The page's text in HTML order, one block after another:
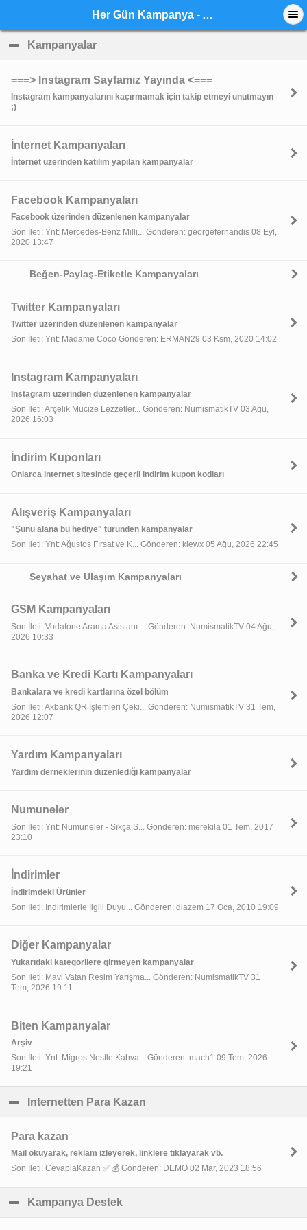
Her Gün Kampanya - Anasayfa
Kampanyalar
===> Instagram Sayfamız Yayında <===
Instagram kampanyalarını kaçırmamak için takip etmeyi unutmayın
;)
İnternet Kampanyaları
İnternet üzerinden katılım yapılan kampanyalar
Facebook Kampanyaları
Facebook üzerinden düzenlenen kampanyalar
Son İleti: Ynt: Mercedes-Benz Milli... Gönderen: georgefernandis 08 Eyl,
2020 13:47
Beğen-Paylaş-Etiketle Kampanyaları
Twitter Kampanyaları
Twitter üzerinden düzenlenen kampanyalar
Son İleti: Ynt: Madame Coco Gönderen: ERMAN29 03 Ksm, 2020 14:02
Instagram Kampanyaları
Instagram üzerinden düzenlenen kampanyalar
Son İleti: Arçelik Mucize Lezzetler... Gönderen: NumismatikTV 03 Ağu,
2026 16:03
İndirim Kuponları
Onlarca internet sitesinde geçerli indirim kupon kodları
Alışveriş Kampanyaları
"Şunu alana bu hediye" türünden kampanyalar
Son İleti: Ynt: Ağustos Fırsat ve K... Gönderen: klewx 05 Ağu, 2026 22:45
Seyahat ve Ulaşım Kampanyaları
GSM Kampanyaları
Son İleti: Vodafone Arama Asistanı ... Gönderen: NumismatikTV 04 Ağu,
2026 10:33
Banka ve Kredi Kartı Kampanyaları
Bankalara ve kredi kartlarına özel bölüm
Son İleti: Akbank QR İşlemleri Çeki... Gönderen: NumismatikTV 31 Tem,
2026 12:07
Yardım Kampanyaları
Yardım derneklerinin düzenlediği kampanyalar
Numuneler
Son İleti: Ynt: Numuneler - Sıkça S... Gönderen: merekila 01 Tem, 2017
23:10
İndirimler
İndirimdeki Ürünler
Son İleti: İndirimlerle İlgili Duyu... Gönderen: diazem 17 Oca, 2010 19:09
Diğer Kampanyalar
Yukarıdaki kategorilere girmeyen kampanyalar
Son İleti: Mavi Vatan Resim Yarışma... Gönderen: NumismatikTV 31
Tem, 2026 19:11
Biten Kampanyalar
Arşiv
Son İleti: Ynt: Migros Nestle Kahva... Gönderen: mach1 09 Tem, 2026
19:21
Internetten Para Kazan
Para kazan
Mail okuyarak, reklam izleyerek, linklere tıklayarak vb.
Son İleti: CevaplaKazan ✅ 💰 Gönderen: DEMO 02 Mar, 2023 18:56
Kampanya Destek